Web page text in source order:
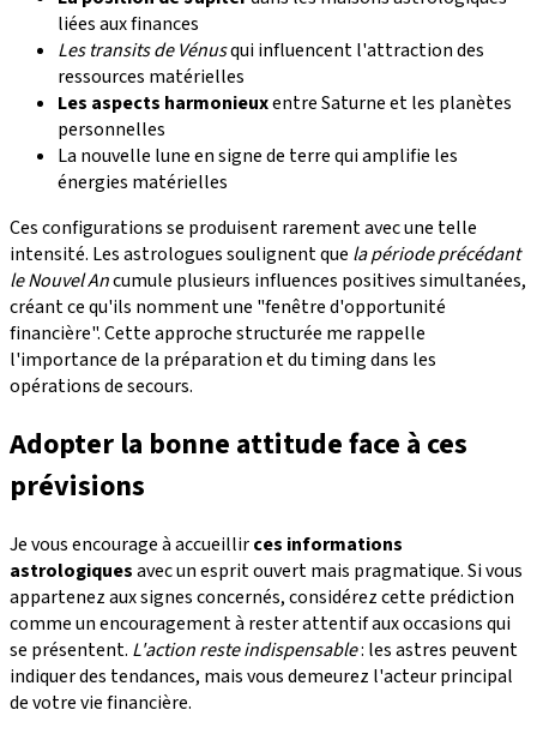
liées aux finances
Les transits de Vénusqui influencent l'attraction des
ressources matérielles
Les aspects harmonieuxentre Saturne et les planètes
personnelles
La nouvelle lune en signe de terre qui amplifie les
énergies matérielles
Ces configurations se produisent rarement avec une telle
intensité. Les astrologues soulignent que la période précédant
le Nouvel Ancumule plusieurs influences positives simultanées,
créant ce qu'ils nomment une "fenêtre d'opportunité
financière". Cette approche structurée me rappelle
l'importance de la préparation et du timing dans les
opérations de secours.
Adopter la bonne attitude face à ces
prévisions
Je vous encourage à accueillirces informations
astrologiquesavec un esprit ouvert mais pragmatique. Si vous
appartenez aux signes concernés, considérez cette prédiction
comme un encouragement à rester attentif aux occasions qui
se présentent. L'action reste indispensable: les astres peuvent
indiquer des tendances, mais vous demeurez l'acteur principal
de votre vie financière.